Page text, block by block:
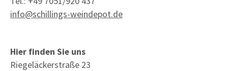
info@schillings-weindepot.de
Hier finden Sie uns
Riegeläckerstraße 23